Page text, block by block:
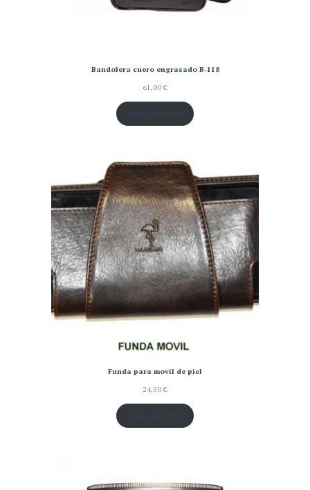
Bandolera cuero engrasado B-118
61,00€
Añadir al carrito
Funda para movil de piel
24,50€
Añadir al carrito